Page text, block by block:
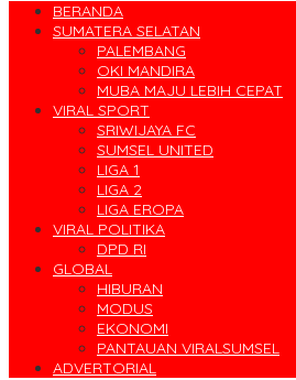
BERANDA
SUMATERA SELATAN
PALEMBANG
OKI MANDIRA
MUBA MAJU LEBIH CEPAT
VIRAL SPORT
SRIWIJAYA FC
SUMSEL UNITED
LIGA 1
LIGA 2
LIGA EROPA
VIRAL POLITIKA
DPD RI
GLOBAL
HIBURAN
MODUS
EKONOMI
PANTAUAN VIRALSUMSEL
ADVERTORIAL